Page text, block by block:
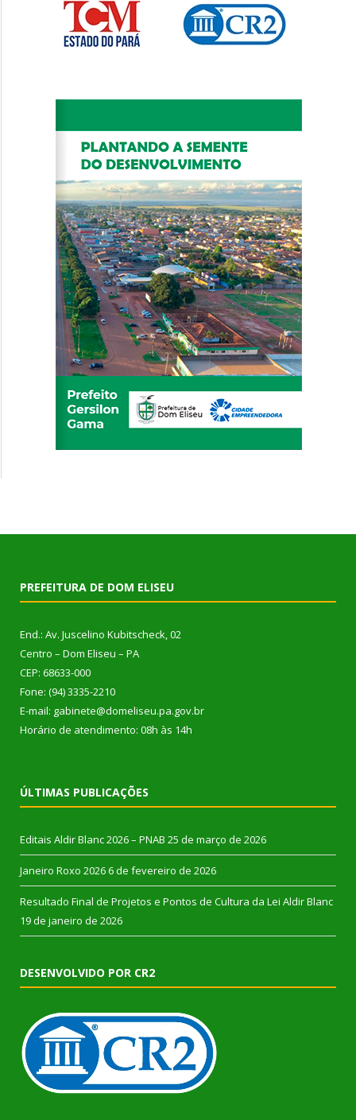
PREFEITURA DE DOM ELISEU
End.: Av. Juscelino Kubitscheck, 02
Centro – Dom Eliseu – PA
CEP: 68633-000
Fone: (94) 3335-2210
E-mail: gabinete@domeliseu.pa.gov.br
Horário de atendimento: 08h às 14h
ÚLTIMAS PUBLICAÇÕES
Editais Aldir Blanc 2026 – PNAB 25 de março de 2026
Janeiro Roxo 2026 6 de fevereiro de 2026
Resultado Final de Projetos e Pontos de Cultura da Lei Aldir Blanc
19 de janeiro de 2026
DESENVOLVIDO POR CR2